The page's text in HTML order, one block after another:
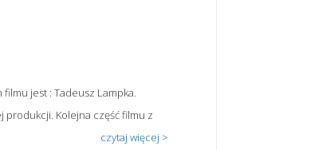
jest : Tadeusz Lampka.
produkcji. Kolejna część filmu z
czytaj więcej >